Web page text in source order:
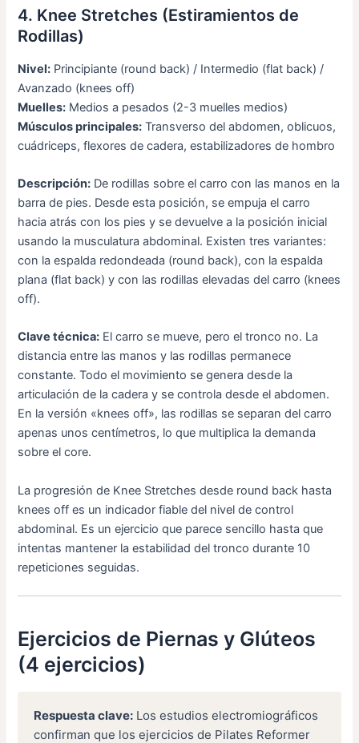
4. Knee Stretches (Estiramientos de
Rodillas)
Nivel: Principiante (round back) / Intermedio (flat back) /
Avanzado (knees off)
Muelles: Medios a pesados (2-3 muelles medios)
Músculos principales: Transverso del abdomen, oblicuos,
cuádriceps, flexores de cadera, estabilizadores de hombro
Descripción: De rodillas sobre el carro con las manos en la
barra de pies. Desde esta posición, se empuja el carro
hacia atrás con los pies y se devuelve a la posición inicial
usando la musculatura abdominal. Existen tres variantes:
con la espalda redondeada (round back), con la espalda
plana (flat back) y con las rodillas elevadas del carro (knees
off).
Clave técnica: El carro se mueve, pero el tronco no. La
distancia entre las manos y las rodillas permanece
constante. Todo el movimiento se genera desde la
articulación de la cadera y se controla desde el abdomen.
En la versión «knees off», las rodillas se separan del carro
apenas unos centímetros, lo que multiplica la demanda
sobre el core.
La progresión de Knee Stretches desde round back hasta
knees off es un indicador fiable del nivel de control
abdominal. Es un ejercicio que parece sencillo hasta que
intentas mantener la estabilidad del tronco durante 10
repeticiones seguidas.
Ejercicios de Piernas y Glúteos
(4 ejercicios)
Respuesta clave: Los estudios electromiográficos
confirman que los ejercicios de Pilates Reformer